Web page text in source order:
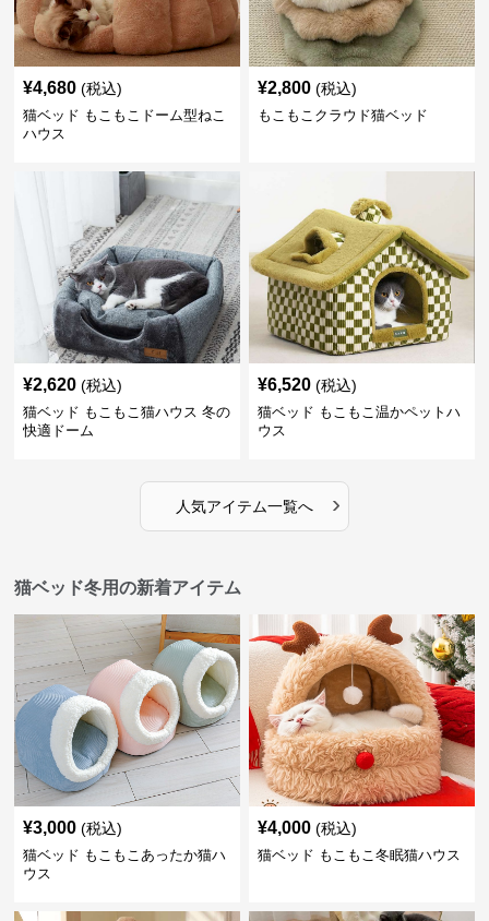
¥4,680 (税込)
猫ベッド もこもこドーム型ねこ
ハウス
¥2,800 (税込)
もこもこクラウド猫ベッド
¥2,620 (税込)
猫ベッド もこもこ猫ハウス 冬の
快適ドーム
¥6,520 (税込)
猫ベッド もこもこ温かペットハ
ウス
人気アイテム一覧へ ›
猫ベッド冬用の新着アイテム
¥3,000 (税込)
猫ベッド もこもこあったか猫ハ
ウス
¥4,000 (税込)
猫ベッド もこもこ冬眠猫ハウス